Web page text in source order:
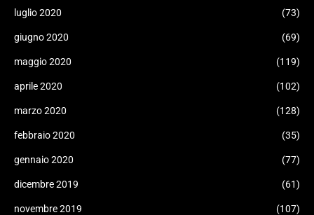
luglio 2020 (73)
giugno 2020 (69)
maggio 2020 (119)
aprile 2020 (102)
marzo 2020 (128)
febbraio 2020 (35)
gennaio 2020 (77)
dicembre 2019 (61)
novembre 2019 (107)